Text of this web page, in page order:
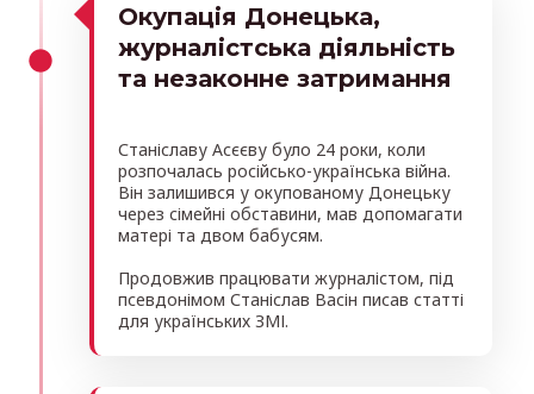
Окупація Донецька,
журналістська діяльність
та незаконне затримання
Станіславу Асєєву було 24 роки, коли
розпочалась російсько-українська війна.
Він залишився у окупованому Донецьку
через сімейні обставини, мав допомагати
матері та двом бабусям.
Продовжив працювати журналістом, під
псевдонімом Станіслав Васін писав статті
для українських ЗМІ.